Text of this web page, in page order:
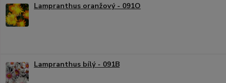
Lampranthus oranžový - 091O
Lampranthus bílý - 091B